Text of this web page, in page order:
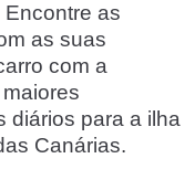
as
as suas
com a
diários para a ilha
Canárias.